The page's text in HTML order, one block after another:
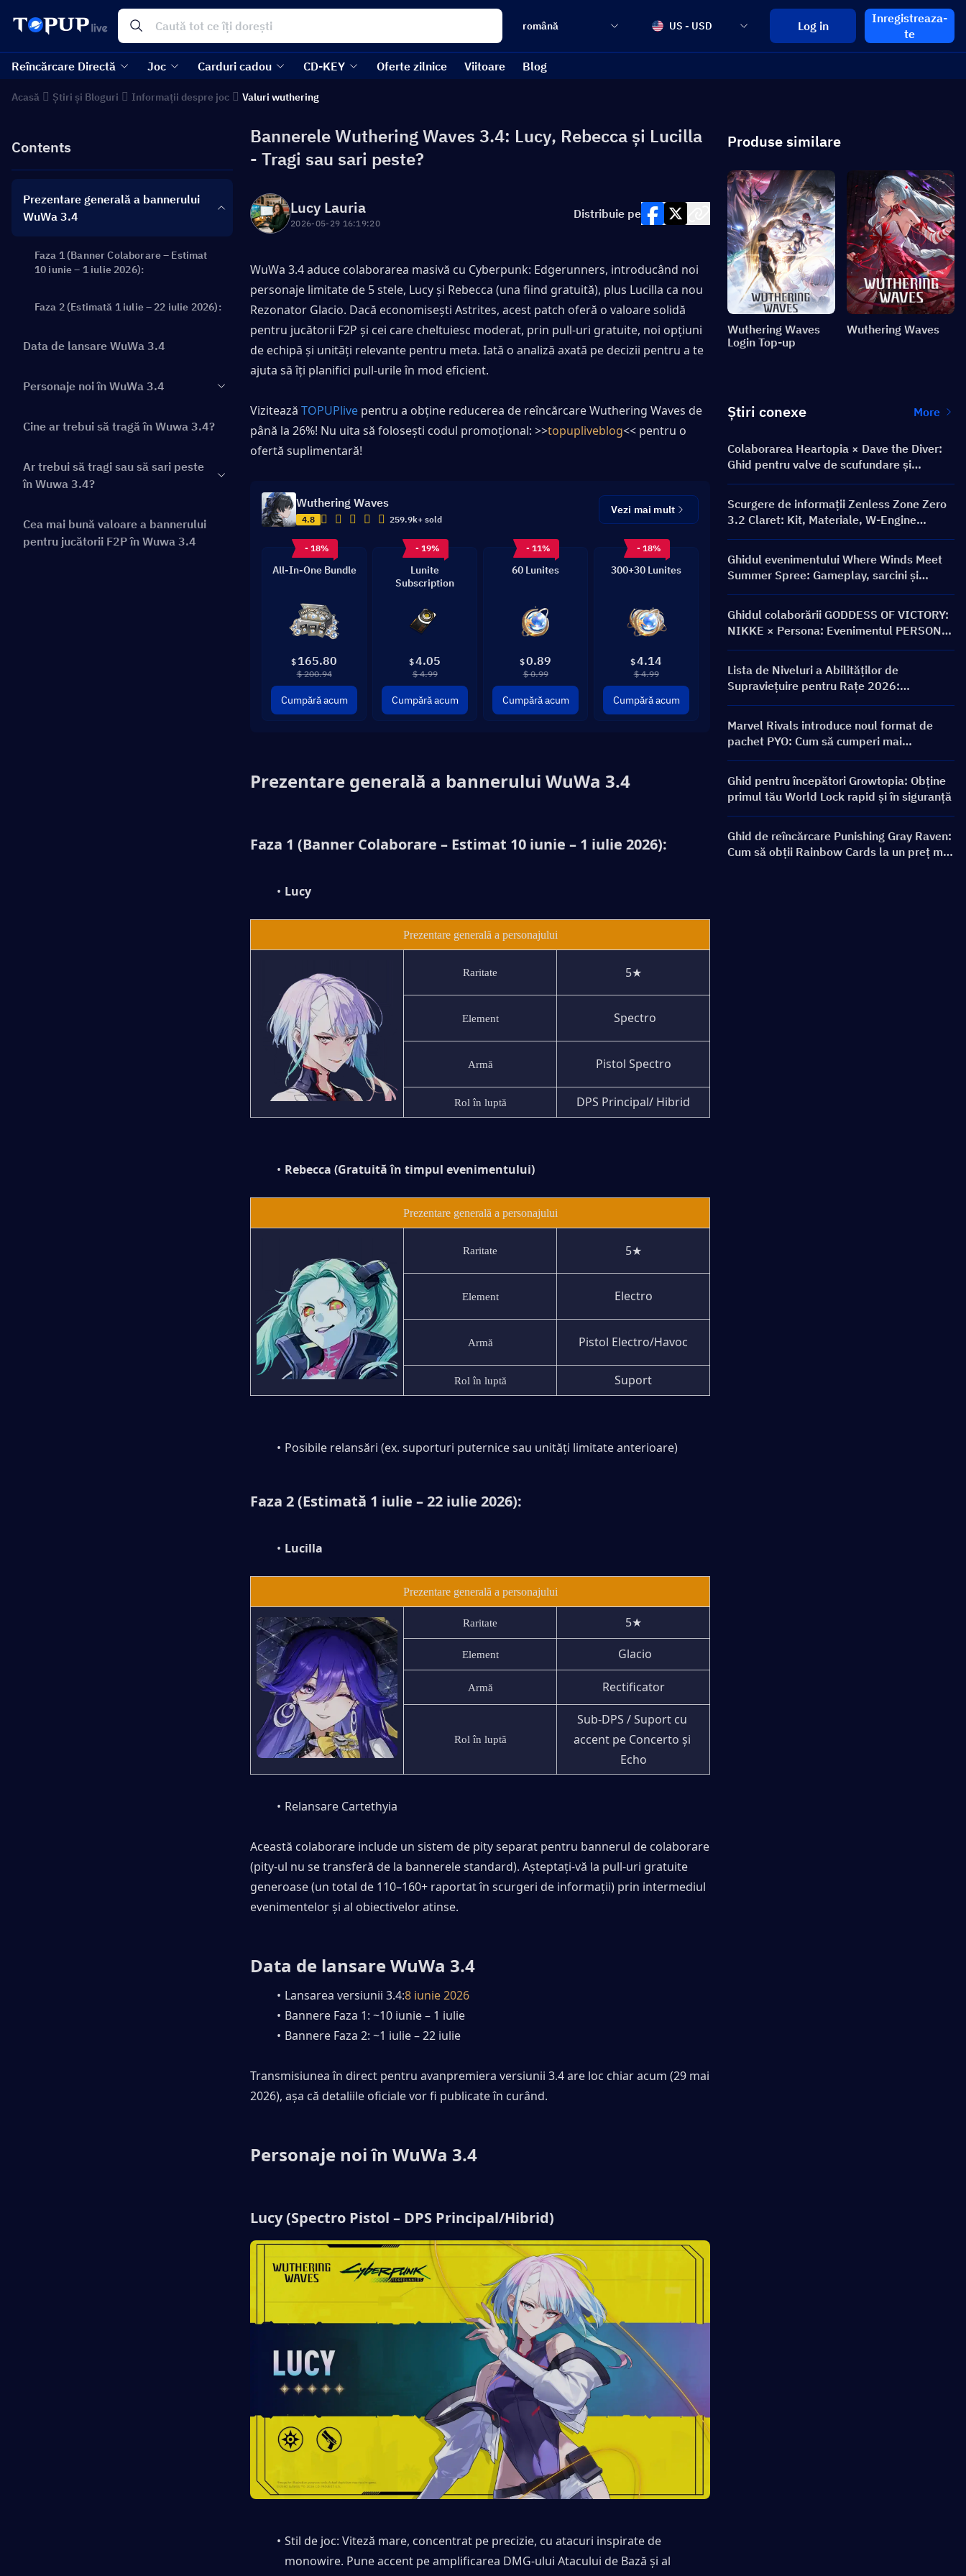
română US - USD Log in
Inregistreaza-
te
Reîncărcare Directă Joc Carduri cadou CD-KEY Oferte zilnice Viitoare Blog
Acasă Știri și Bloguri Informații despre joc Valuri wuthering
Contents
Prezentare generală a bannerului
WuWa 3.4
Faza 1 (Banner Colaborare – Estimat
10 iunie – 1 iulie 2026):
Faza 2 (Estimată 1 iulie – 22 iulie 2026):
Data de lansare WuWa 3.4
Personaje noi în WuWa 3.4
Cine ar trebui să tragă în Wuwa 3.4?
Ar trebui să tragi sau să sari peste
în Wuwa 3.4?
Cea mai bună valoare a bannerului
pentru jucătorii F2P în Wuwa 3.4
Bannerele Wuthering Waves 3.4: Lucy, Rebecca și Lucilla
- Tragi sau sari peste?
Lucy Lauria
2026-05-29 16:19:20
Distribuie pe
WuWa 3.4 aduce colaborarea masivă cu Cyberpunk: Edgerunners, introducând noi
personaje limitate de 5 stele, Lucy și Rebecca (una fiind gratuită), plus Lucilla ca nou
Rezonator Glacio. Dacă economisești Astrites, acest patch oferă o valoare solidă
pentru jucătorii F2P și cei care cheltuiesc moderat, prin pull-uri gratuite, noi opțiuni
de echipă și unități relevante pentru meta. Iată o analiză axată pe decizii pentru a te
ajuta să îți planifici pull-urile în mod eficient.
Vizitează TOPUPlive pentru a obține reducerea de reîncărcare Wuthering Waves de
până la 26%! Nu uita să folosești codul promoțional: >>topupliveblog<< pentru o
ofertă suplimentară!
Wuthering Waves
4.8 259.9k+ sold
Vezi mai mult
- 18%
All-In-One Bundle
$ 165.80
$ 200.94
Cumpără acum
- 19%
Lunite
Subscription
$4.05
$ 4.99
Cumpără acum
- 11%
60 Lunites
$0.89
$ 0.99
Cumpără acum
- 18%
300+30 Lunites
$4.14
$ 4.99
Cumpără acum
Prezentare generală a bannerului WuWa 3.4
Faza 1 (Banner Colaborare – Estimat 10 iunie – 1 iulie 2026):
Lucy
Prezentare generală a personajului
Raritate 5★
Element Spectro
Armă Pistol Spectro
Rol în luptă DPS Principal/ Hibrid
Rebecca (Gratuită în timpul evenimentului)
Prezentare generală a personajului
Raritate 5★
Element Electro
Armă Pistol Electro/Havoc
Rol în luptă Suport
Posibile relansări (ex. suporturi puternice sau unități limitate anterioare)
Faza 2 (Estimată 1 iulie – 22 iulie 2026):
Lucilla
Prezentare generală a personajului
Raritate 5★
Element Glacio
Armă Rectificator
Rol în luptă
Sub-DPS / Suport cu
accent pe Concerto și
Echo
Relansare Cartethyia
Această colaborare include un sistem de pity separat pentru bannerul de colaborare
(pity-ul nu se transferă de la bannerele standard). Așteptați-vă la pull-uri gratuite
generoase (un total de 110–160+ raportat în scurgeri de informații) prin intermediul
evenimentelor și al obiectivelor atinse.
Data de lansare WuWa 3.4
Lansarea versiunii 3.4:8 iunie 2026
Bannere Faza 1: ~10 iunie – 1 iulie
Bannere Faza 2: ~1 iulie – 22 iulie
Transmisiunea în direct pentru avanpremiera versiunii 3.4 are loc chiar acum (29 mai
2026), așa că detaliile oficiale vor fi publicate în curând.
Personaje noi în WuWa 3.4
Lucy (Spectro Pistol – DPS Principal/Hibrid)
Stil de joc: Viteză mare, concentrat pe precizie, cu atacuri inspirate de
monowire. Pune accent pe amplificarea DMG-ului Atacului de Bază și al
Produse similare
Wuthering Waves
Login Top-up
Wuthering Waves
Știri conexe More
Colaborarea Heartopia × Dave the Diver:
Ghid pentru valve de scufundare și
recompense
Scurgere de informații Zenless Zone Zero
3.2 Claret: Kit, Materiale, W-Engine
Semnătură și Mindscape Cinema
Ghidul evenimentului Where Winds Meet
Summer Spree: Gameplay, sarcini și
recompense
Ghidul colaborării GODDESS OF VICTORY:
NIKKE × Persona: Evenimentul PERSONA
ON FRONTLINE, personaje, bannere și
recompense
Lista de Niveluri a Abilităților de
Supraviețuire pentru Rațe 2026:
Clasamentul Celor Mai Bune Abilități și
Ghid de Construcție
Marvel Rivals introduce noul format de
pachet PYO: Cum să cumperi mai
inteligent în actualizarea magazinului din
Sezonul 9.5
Ghid pentru începători Growtopia: Obține
primul tău World Lock rapid și în siguranță
Ghid de reîncărcare Punishing Gray Raven:
Cum să obții Rainbow Cards la un preț mai